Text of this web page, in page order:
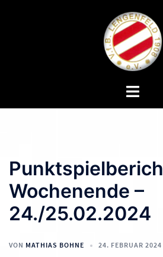
Menü
Wochenende –
24./25.02.2024
VON MATHIAS BOHNE 24. FEBRUAR 2024